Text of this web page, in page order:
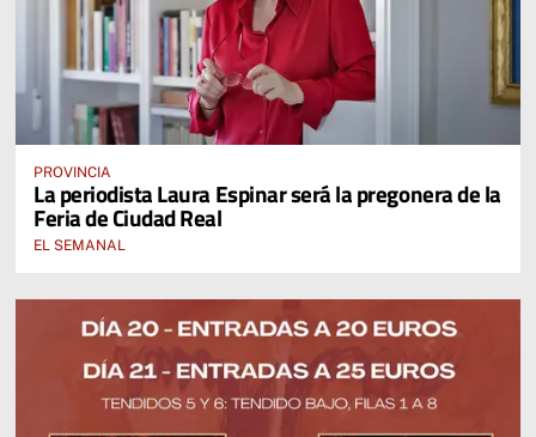
PROVINCIA
La periodista Laura Espinar será la pregonera de la
Feria de Ciudad Real
EL SEMANAL